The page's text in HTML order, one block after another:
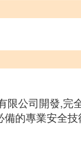
限公司開發,完
的專業安全技